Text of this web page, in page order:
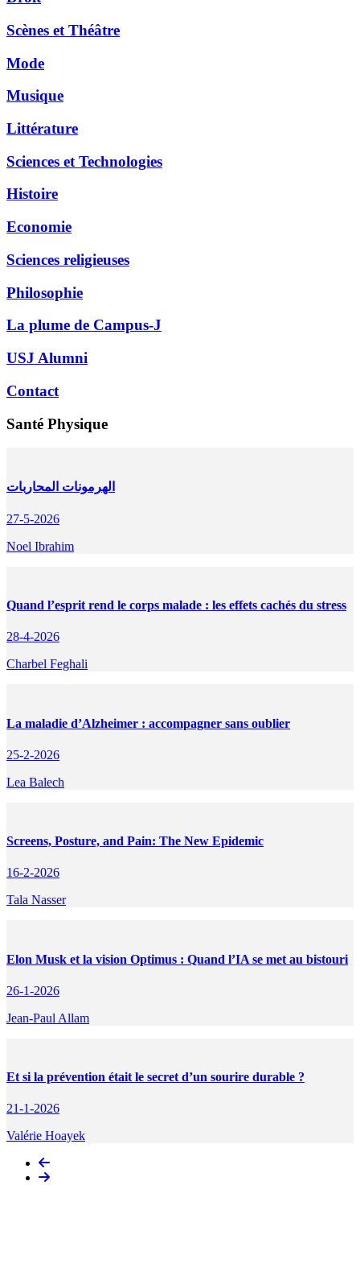
Scènes et Théâtre
Mode
Musique
Littérature
Sciences et Technologies
Histoire
Economie
Sciences religieuses
Philosophie
La plume de Campus-J
USJ Alumni
Contact
Santé Physique
الهرمونات المحاربات
27-5-2026
Noel Ibrahim
Quand l’esprit rend le corps malade : les effets cachés du stress
28-4-2026
Charbel Feghali
La maladie d’Alzheimer : accompagner sans oublier
25-2-2026
Lea Balech
Screens, Posture, and Pain: The New Epidemic
16-2-2026
Tala Nasser
Elon Musk et la vision Optimus : Quand l’IA se met au bistouri
26-1-2026
Jean-Paul Allam
Et si la prévention était le secret d’un sourire durable ?
21-1-2026
Valérie Hoayek